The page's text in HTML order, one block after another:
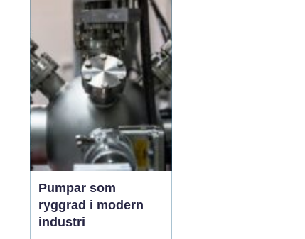
tappar både spelglädjen
och musiken sin skärpa.
Samtidigt är pianot ett
ganska tåligt instrument,
som med regelbu...
Pumpar som
ryggrad i modern
industri